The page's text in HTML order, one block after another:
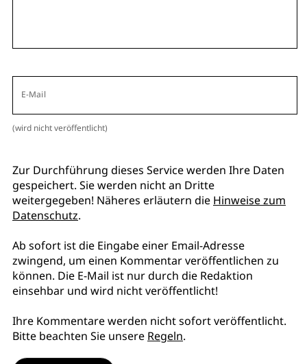
E-Mail
(wird nicht veröffentlicht)
Zur Durchführung dieses Service werden Ihre Daten
gespeichert. Sie werden nicht an Dritte
weitergegeben! Näheres erläutern die Hinweise zum
Datenschutz.
Ab sofort ist die Eingabe einer Email-Adresse
zwingend, um einen Kommentar veröffentlichen zu
können. Die E-Mail ist nur durch die Redaktion
einsehbar und wird nicht veröffentlicht!
Ihre Kommentare werden nicht sofort veröffentlicht.
Bitte beachten Sie unsere Regeln.